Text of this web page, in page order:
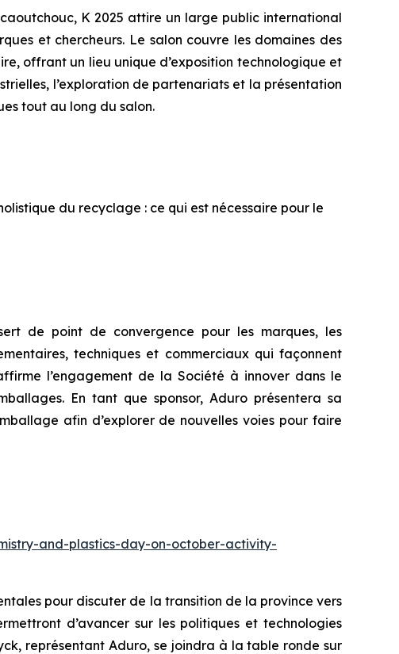
K 2025 attire un large public international
et chercheurs. Le salon couvre les domaines des
offrant un lieu unique d’exposition technologique et
l’exploration de partenariats et la présentation
tout au long du salon.
du recyclage : ce qui est nécessaire pour le
de point de convergence pour les marques, les
techniques et commerciaux qui façonnent
l’engagement de la Société à innover dans le
En tant que sponsor, Aduro présentera sa
afin d’explorer de nouvelles voies pour faire
and-plastics-day-on-october-activity-
pour discuter de la transition de la province vers
d’avancer sur les politiques et technologies
représentant Aduro, se joindra à la table ronde sur